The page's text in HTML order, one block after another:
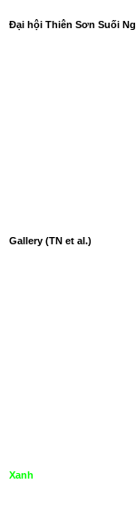
Đại hội Thiên Sơn Suối
Gallery (TN et al.)
Xanh